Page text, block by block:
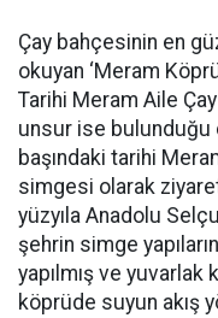
Çay bahçesinin en
okuyan ‘Meram
Tarihi Meram Aile
unsur ise bulunduğu
başındaki tarihi
simgesi olarak
yüzyıla Anadolu
şehrin simge
yapılmış ve yuvarlak
köprüde suyun akış